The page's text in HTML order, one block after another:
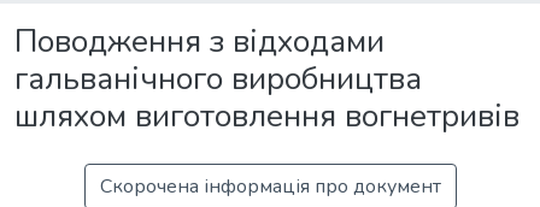
Поводження з відходами
гальванічного виробництва
шляхом виготовлення вогнетривів
Скорочена інформація про документ